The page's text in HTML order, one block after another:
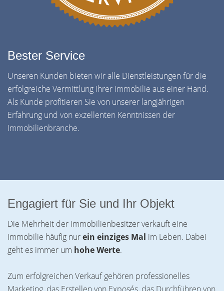
Bester Service
Unseren Kunden bieten wir alle Dienstleistungen für die
erfolgreiche Vermittlung ihrer Immobilie aus einer Hand.
Als Kunde profitieren Sie von unserer langjährigen
Erfahrung und von exzellenten Kenntnissen der
Immobilienbranche.
Engagiert für Sie und Ihr Objekt
Die Mehrheit der Immobilienbesitzer verkauft eine
Immobilie häufig nurein einziges Mal im Leben. Dabei
geht es immer um hohe Werte.
Zum erfolgreichen Verkauf gehören professionelles